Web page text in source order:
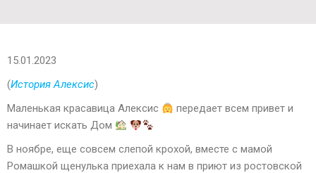
15.01.2023
(История Алексис)
Маленькая красавица Алексис
передает всем привет и
начинает искать Дом
В ноябре, еще совсем слепой крохой, вместе с мамой
Ромашкой щенулька приехала к нам в приют из ростовской